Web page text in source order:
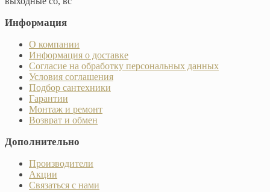
Информация
О компании
Информация о доставке
Согласие на обработку персональных данных
Условия соглашения
Подбор сантехники
Гарантии
Монтаж и ремонт
Возврат и обмен
Дополнительно
Производители
Акции
Связаться с нами